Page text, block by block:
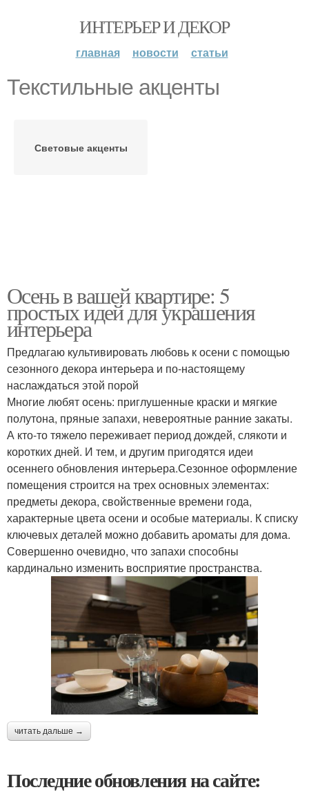
ИНТЕРЬЕР И ДЕКОР
главная новости статьи
Текстильные акценты
Световые акценты
Осень в вашей квартире: 5
простых идей для украшения
интерьера
Предлагаю культивировать любовь к осени с помощью
сезонного декора интерьера и по-настоящему
наслаждаться этой порой
Многие любят осень: приглушенные краски и мягкие
полутона, пряные запахи, невероятные ранние закаты.
А кто-то тяжело переживает период дождей, слякоти и
коротких дней. И тем, и другим пригодятся идеи
осеннего обновления интерьера.Сезонное оформление
помещения строится на трех основных элементах:
предметы декора, свойственные времени года,
характерные цвета осени и особые материалы. К списку
ключевых деталей можно добавить ароматы для дома.
Совершенно очевидно, что запахи способны
кардинально изменить восприятие пространства.
читать дальше →
Последние обновления на сайте: